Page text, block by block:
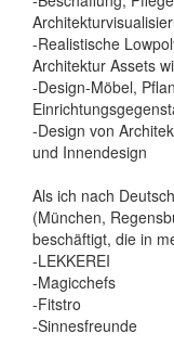
-Realistische
Architektur Assets
-Design-Möbel,
-Design von
und Innendesign
Als ich nach
(München,
beschäftigt, die in
-LEKKEREI
-Magicchefs
-Fitstro
-Sinnesfreunde